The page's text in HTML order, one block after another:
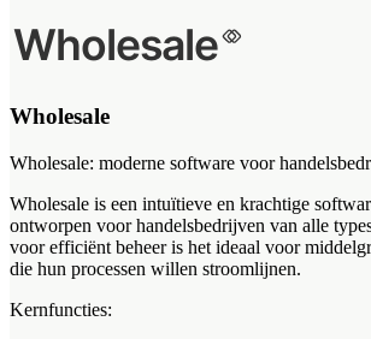
Wholesale
Wholesale: moderne software voor
Wholesale is een intuïtieve en krachtige
ontworpen voor handelsbedrijven van alle
voor efficiënt beheer is het ideaal voor
die hun processen willen stroomlijnen.
Kernfuncties: